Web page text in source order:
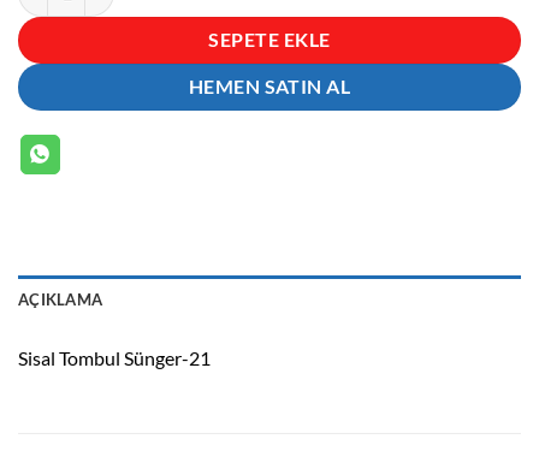
SEPETE EKLE
HEMEN SATIN AL
AÇIKLAMA
Sisal Tombul Sünger-21